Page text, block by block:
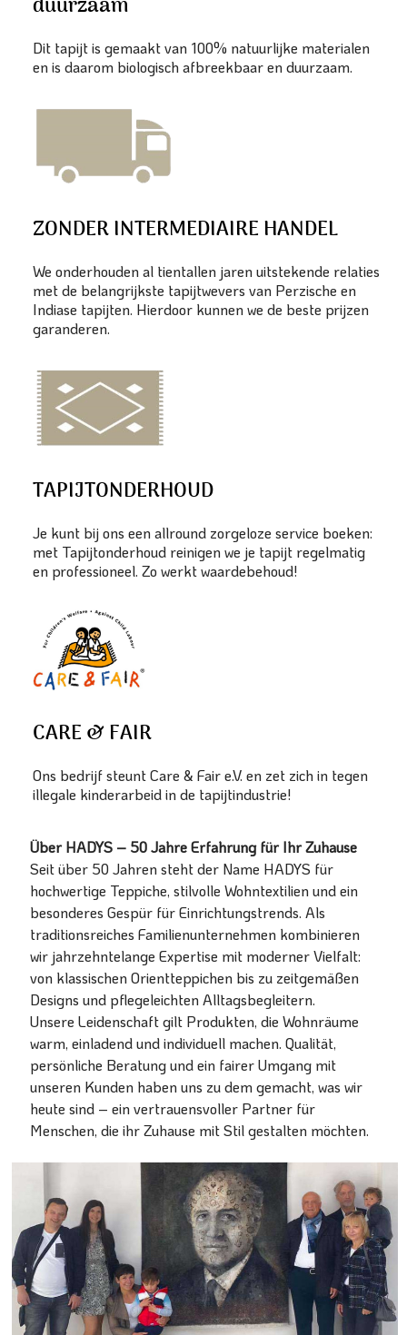
duurzaam
Dit tapijt is gemaakt van 100% natuurlijke materialen
en is daarom biologisch afbreekbaar en duurzaam.
ZONDER INTERMEDIAIRE HANDEL
We onderhouden al tientallen jaren uitstekende relaties
met de belangrijkste tapijtwevers van Perzische en
Indiase tapijten. Hierdoor kunnen we de beste prijzen
garanderen.
TAPIJTONDERHOUD
Je kunt bij ons een allround zorgeloze service boeken:
met Tapijtonderhoud reinigen we je tapijt regelmatig
en professioneel. Zo werkt waardebehoud!
CARE & FAIR
Ons bedrijf steunt Care & Fair e.V. en zet zich in tegen
illegale kinderarbeid in de tapijtindustrie!
Über HADYS – 50 Jahre Erfahrung für Ihr Zuhause
Seit über 50 Jahren steht der Name HADYS für
hochwertige Teppiche, stilvolle Wohntextilien und ein
besonderes Gespür für Einrichtungstrends. Als
traditionsreiches Familienunternehmen kombinieren
wir jahrzehntelange Expertise mit moderner Vielfalt:
von klassischen Orientteppichen bis zu zeitgemäßen
Designs und pflegeleichten Alltagsbegleitern.
Unsere Leidenschaft gilt Produkten, die Wohnräume
warm, einladend und individuell machen. Qualität,
persönliche Beratung und ein fairer Umgang mit
unseren Kunden haben uns zu dem gemacht, was wir
heute sind – ein vertrauensvoller Partner für
Menschen, die ihr Zuhause mit Stil gestalten möchten.